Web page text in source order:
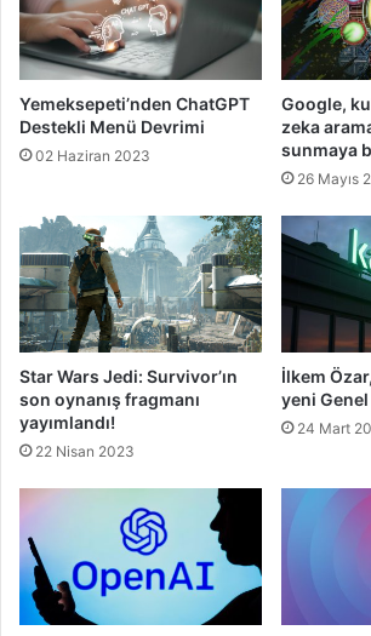
Yemeksepeti’nden ChatGPT
Destekli Menü Devrimi
02 Haziran 2023
Google,
zeka
sunmaya
26 Mayıs
Star Wars Jedi: Survivor’ın
son oynanış fragmanı
yayımlandı!
22 Nisan 2023
İlkem
yeni
24 Mart